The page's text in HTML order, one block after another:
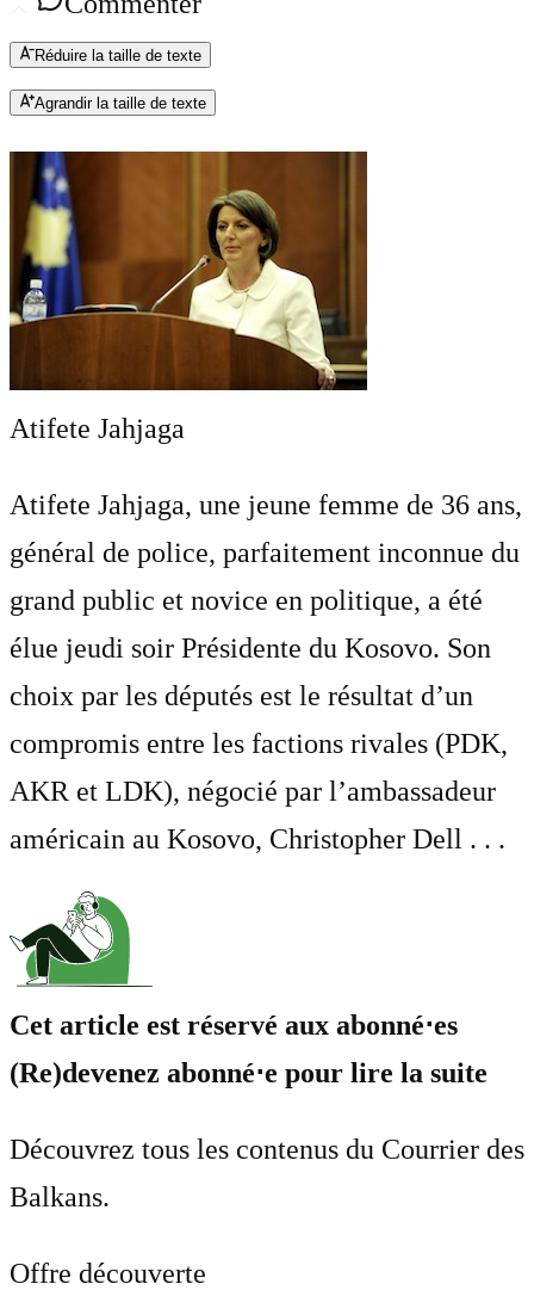
Réduire la taille de texte
Agrandir la taille de texte
Atifete Jahjaga
Atifete Jahjaga, une jeune femme de 36 ans,
général de police, parfaitement inconnue du
grand public et novice en politique, a été
élue jeudi soir Présidente du Kosovo. Son
choix par les députés est le résultat d’un
compromis entre les factions rivales (PDK,
AKR et LDK), négocié par l’ambassadeur
américain au Kosovo, Christopher Dell . . .
Cet article est réservé aux abonné⋅es
(Re)devenez abonné⋅e pour lire la suite
Découvrez tous les contenus du Courrier des
Balkans.
Offre découverte